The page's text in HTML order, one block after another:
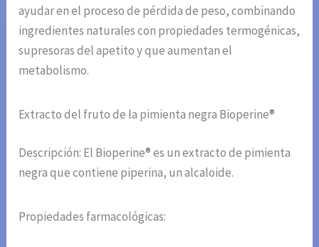
ayudar en el proceso de pérdida de peso, combinando
ingredientes naturales con propiedades termogénicas,
supresoras del apetito y que aumentan el
metabolismo.
Extracto del fruto de la pimienta negra Bioperine®
Descripción: El Bioperine® es un extracto de pimienta
negra que contiene piperina, un alcaloide.
Propiedades farmacológicas: